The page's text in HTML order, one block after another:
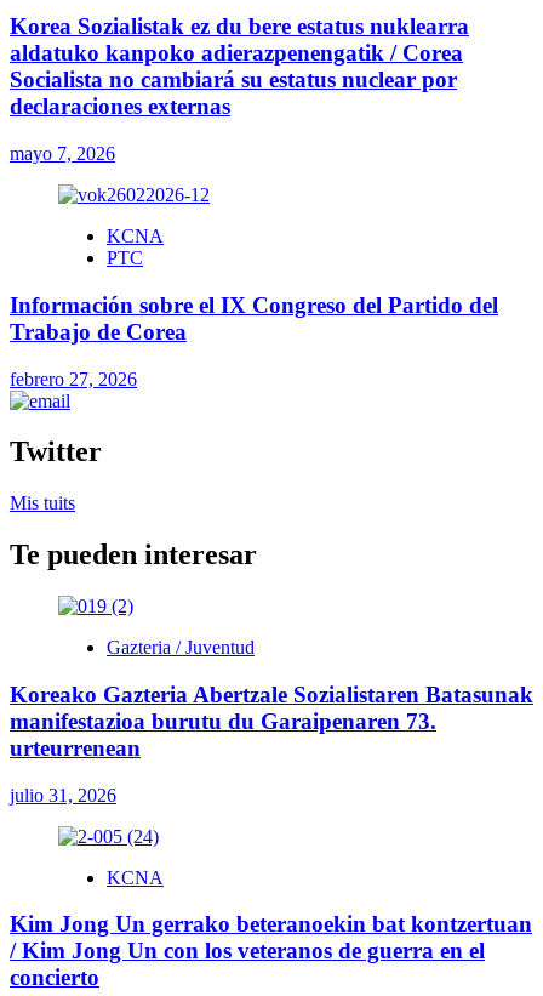
Korea Sozialistak ez du bere estatus nuklearra
aldatuko kanpoko adierazpenengatik / Corea
Socialista no cambiará su estatus nuclear por
declaraciones externas
mayo 7, 2026
KCNA
PTC
Información sobre el IX Congreso del Partido del
Trabajo de Corea
febrero 27, 2026
Twitter
Mis tuits
Te pueden interesar
Gazteria / Juventud
Koreako Gazteria Abertzale Sozialistaren Batasunak
manifestazioa burutu du Garaipenaren 73.
urteurrenean
julio 31, 2026
KCNA
Kim Jong Un gerrako beteranoekin bat kontzertuan
/ Kim Jong Un con los veteranos de guerra en el
concierto